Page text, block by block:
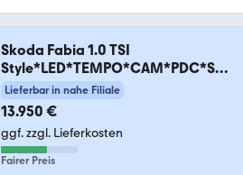
Skoda Fabia 1.0 TSI
Style*LED*TEMPO*CAM*PDC*SH
Z*BT*
Lieferbar in nahe Filiale
13.950 €
ggf. zzgl. Lieferkosten
Fairer Preis